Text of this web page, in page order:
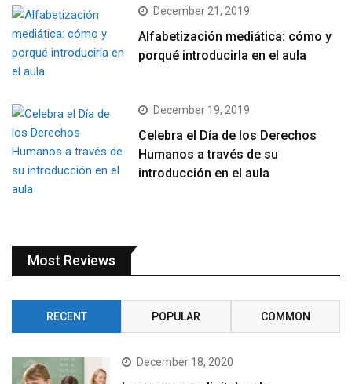
December 21, 2019
Alfabetización mediática: cómo y
porqué introducirla en el aula
December 19, 2019
Celebra el Día de los Derechos
Humanos a través de su
introducción en el aula
Most Reviews
RECENT POPULAR COMMON
December 18, 2020